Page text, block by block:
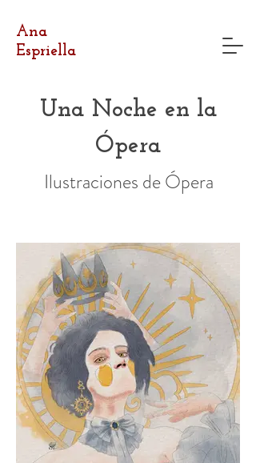
Ana
Espriella
Una Noche en la
Ópera
Ilustraciones de Ópera